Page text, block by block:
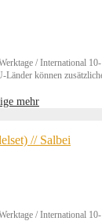
/ International
können
mehr
// Salbei
/ International